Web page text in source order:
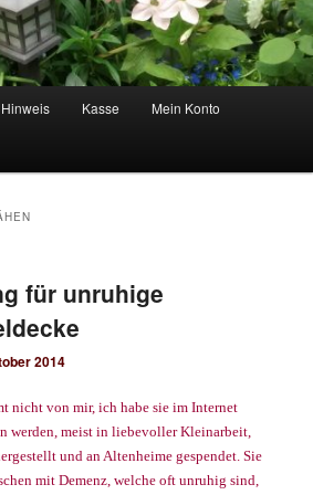
Hinweis Kasse Mein Konto
für unruhige
2014
nicht von mir, ich habe sie im Internet
werden, meist in liebevoller Kleinarbeit,
und an Altenheime gespendet. Sie
mit Demenz, welche oft unruhig sind,